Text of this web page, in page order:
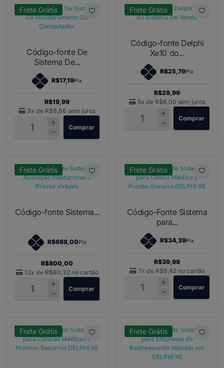
Frete Grátis
Código-fonte De
Sistema De...
R$17,19Pix
R$19,99
3x de R$6,66 sem juros
Comprar
Frete Grátis
Código-fonte Delphi
Xe10 do...
R$25,79Pix
R$29,99
5x de R$6,00 sem juros
Comprar
Frete Grátis
Código-fonte Sistema...
R$688,00Pix
R$800,00
12x de R$80,32 no cartão
Comprar
Frete Grátis
Código-Fonte Sistema
para...
R$34,39Pix
R$39,99
7x de R$6,42 no cartão
Comprar
Frete Grátis Frete Grátis